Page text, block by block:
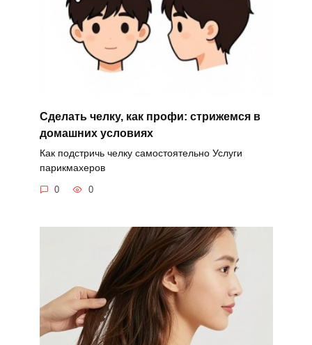
Сделать челку, как профи: стрижемся в
домашних условиях
Как подстричь челку самостоятельно Услуги
парикмахеров
0 0